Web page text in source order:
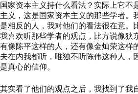
国家资本主义持什么看法？实际上它不
主义，这是国家资本主义的那些学者。
是相反的人，我对他们的看法很在意。
我喜欢听那些学者的观点，比方说像狄
有像陈平这样的人，还有像金灿荣这样
夫在内我都听，唯独不听陈伟这种人，
是真心的信仰。
其实看了他们的观点之后，我找到了我